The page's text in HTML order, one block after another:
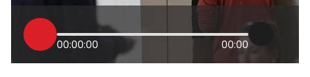
00:00:00 00:00